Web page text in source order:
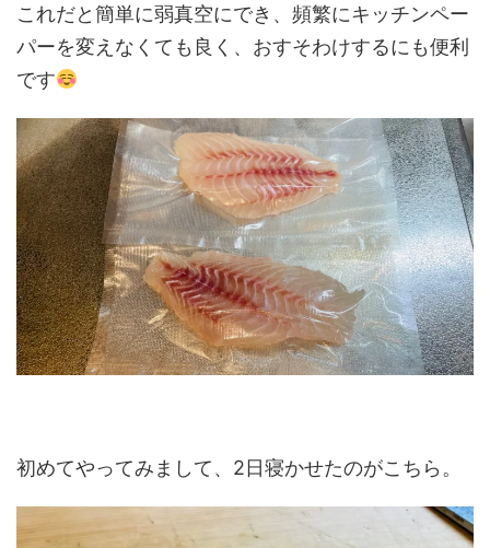
これだと簡単に弱真空にでき、頻繁にキッチンペー
パーを変えなくても良く、おすそわけするにも便利
です
初めてやってみまして、2日寝かせたのがこちら。